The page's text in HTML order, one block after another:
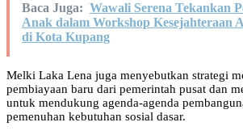
Baca Juga: Wawali Serena Tekankan
Anak dalam Workshop Kesejahteraan
di Kota Kupang
Melki Laka Lena juga menyebutkan strategi
pembiayaan baru dari pemerintah pusat dan
untuk mendukung agenda-agenda
pemenuhan kebutuhan sosial dasar.